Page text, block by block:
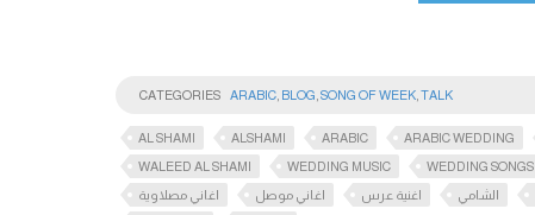
CATEGORIES ARABIC BLOG SONG OF WEEK TALK
AL SHAMI ALSHAMI ARABIC ARABIC WEDDING
WALEED AL SHAMI
WEDDING MUSIC WEDDING SONGS
اغاني مصلاوية
اغاني موصل اغنية عرس الشامي